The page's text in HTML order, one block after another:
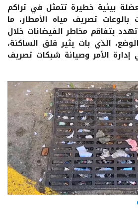
بيئية خطيرة تتمثل في تراكم
بالوعات تصريف مياه الأمطار، ما
بتفاقم مخاطر الفيضانات خلال
الذي بات يثير قلق الساكنة،
الأمر وصيانة شبكات تصريف